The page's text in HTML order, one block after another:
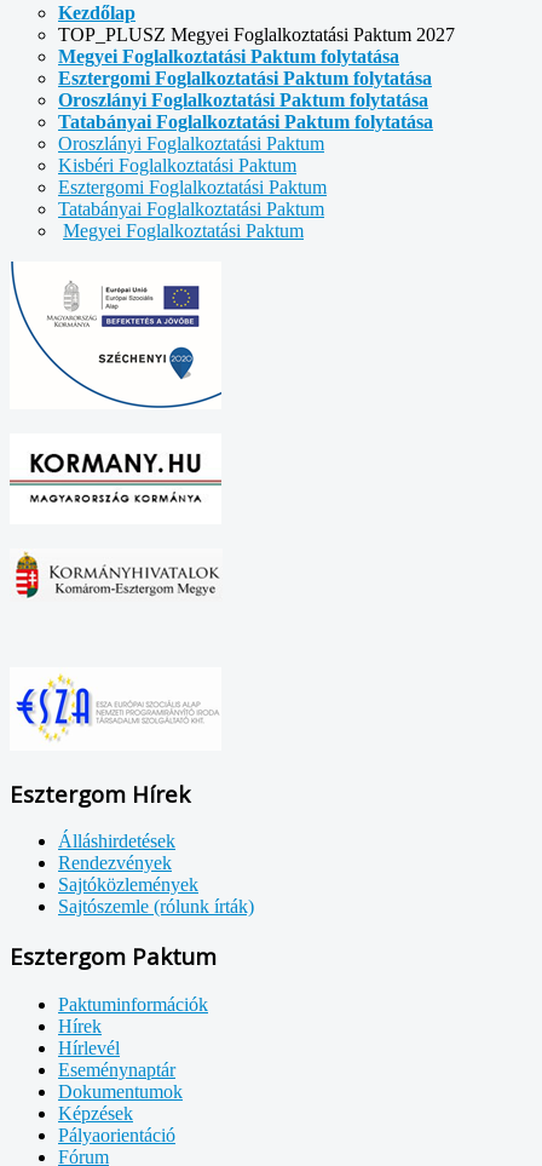
Kezdőlap
TOP_PLUSZ Megyei Foglalkoztatási Paktum 2027
Megyei Foglalkoztatási Paktum folytatása
Esztergomi Foglalkoztatási Paktum folytatása
Oroszlányi Foglalkoztatási Paktum folytatása
Tatabányai Foglalkoztatási Paktum folytatása
Oroszlányi Foglalkoztatási Paktum
Kisbéri Foglalkoztatási Paktum
Esztergomi Foglalkoztatási Paktum
Tatabányai Foglalkoztatási Paktum
Megyei Foglalkoztatási Paktum
Esztergom Hírek
Álláshirdetések
Rendezvények
Sajtóközlemények
Sajtószemle (rólunk írták)
Esztergom Paktum
Paktuminformációk
Hírek
Hírlevél
Eseménynaptár
Dokumentumok
Képzések
Pályaorientáció
Fórum